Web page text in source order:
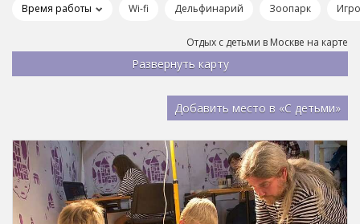
Время работы Wi-fi Дельфинарий Зоопарк
Отдых с детьми в Москве на карте
Добавить место в «С детьми»